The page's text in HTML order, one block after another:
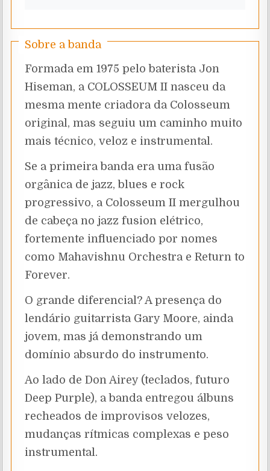
Sobre a banda
Formada em 1975 pelo baterista Jon
Hiseman, a COLOSSEUM II nasceu da
mesma mente criadora da Colosseum
original, mas seguiu um caminho muito
mais técnico, veloz e instrumental.
Se a primeira banda era uma fusão
orgânica de jazz, blues e rock
progressivo, a Colosseum II mergulhou
de cabeça no jazz fusion elétrico,
fortemente influenciado por nomes
como Mahavishnu Orchestra e Return to
Forever.
O grande diferencial? A presença do
lendário guitarrista Gary Moore, ainda
jovem, mas já demonstrando um
domínio absurdo do instrumento.
Ao lado de Don Airey (teclados, futuro
Deep Purple), a banda entregou álbuns
recheados de improvisos velozes,
mudanças rítmicas complexas e peso
instrumental.